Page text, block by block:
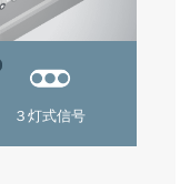
３灯式信号